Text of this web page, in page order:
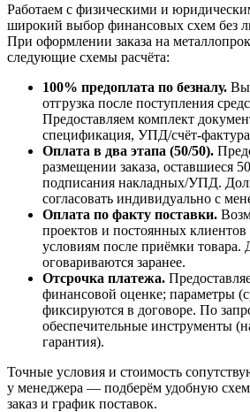
Работаем с физическими и
широкий выбор финансовых схем без
При оформлении заказа на
следующие схемы расчёта:
100% предоплата по безналу.
отгрузка после поступления
Предоставляем комплект
спецификация, УПД/счёт-
Оплата в два этапа (50/50).
размещении заказа, оставшиеся
подписания накладных/УПД.
согласовать индивидуально с
Оплата по факту поставки.
проектов и постоянных
условиям после приёмки товара.
оговариваются заранее.
Отсрочка платежа.
финансовой оценке; параметры
фиксируются в договоре. По
обеспечительные инструменты
гарантия).
Точные условия и стоимость
у менеджера — подберём удобную
заказ и график поставок.